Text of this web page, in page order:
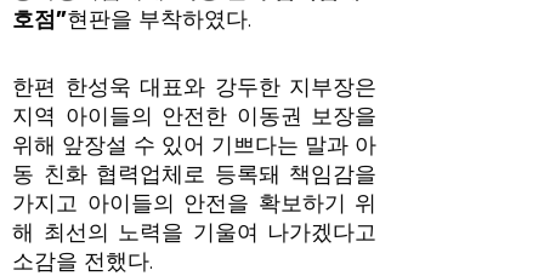
호점”현판을 부착하였다.
한편 한성욱 대표와 강두한 지부장은
지역 아이들의 안전한 이동권 보장을
위해 앞장설 수 있어 기쁘다는 말과 아
동 친화 협력업체로 등록돼 책임감을
가지고 아이들의 안전을 확보하기 위
해 최선의 노력을 기울여 나가겠다고
소감을 전했다.